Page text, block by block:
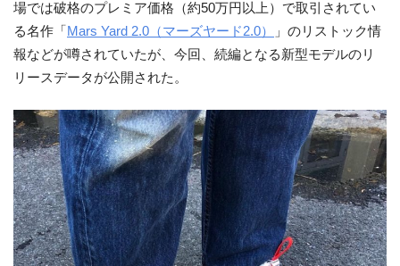
場では破格のプレミア価格（約50万円以上）で取引されてい
る名作「 Mars Yard 2.0（マーズヤード2.0）
」のリストック情
報などが噂されていたが、今回、続編となる新型モデルのリ
リースデータが公開された。